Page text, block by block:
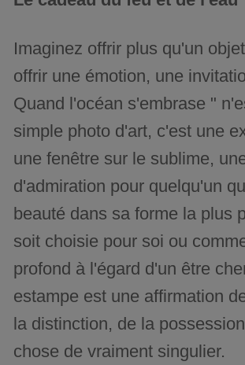
Imaginez offrir plus qu'un
offrir une émotion, une
Quand l'océan s'embrase "
simple photo d'art, c'est une
une fenêtre sur le sublime,
d'admiration pour quelqu'un
beauté dans sa forme la plus
soit choisie pour soi ou
profond à l'égard d'un être
estampe est une affirmation
la distinction, de la
chose de vraiment singulier.